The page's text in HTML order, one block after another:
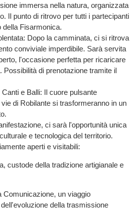
immersa nella natura, organizzata
Il punto di ritrovo per tutti i partecipanti
Fisarmonica.
Dopo la camminata, ci si ritrova
conviviale imperdibile. Sarà servita
l'occasione perfetta per ricaricare
Possibilità di prenotazione tramite il
e Balli: Il cuore pulsante
di Robilante si trasformeranno in un
ci sarà l'opportunità unica
e tecnologica del territorio.
aperti e visitabili:
custode della tradizione artigianale e
Comunicazione, un viaggio
della trasmissione